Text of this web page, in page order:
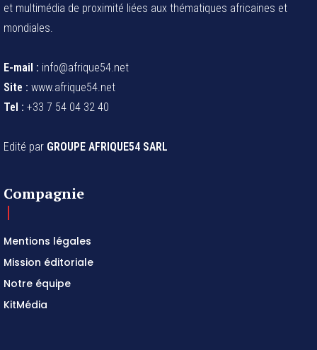
et multimédia de proximité liées aux thématiques africaines et
mondiales.
E-mail : info@afrique54.net
Site : www.afrique54.net
Tel : +33 7 54 04 32 40
Edité par GROUPE AFRIQUE54 SARL
Compagnie
Mentions légales
Mission éditoriale
Notre équipe
KitMédia